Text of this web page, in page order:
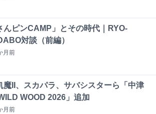
んピンCAMP」とその時代｜RYO-
対談（前編）
月前
魔II、スカパラ、サバシスターら「中津
WOOD 2026」追加
月前